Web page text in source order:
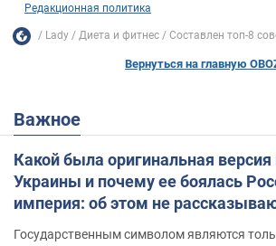
Редакционная политика
Lady Диета и фитнес Составлен топ-8
Вернуться на главную
Важное
Какой была оригинальная версия
Украины и почему ее боялась
империя: об этом не
Государственным символом являются